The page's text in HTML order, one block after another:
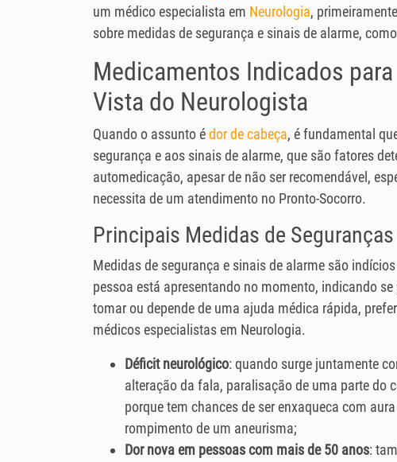
um médico especialista em Neurologia,
sobre medidas de segurança e sinais de alarme,
Medicamentos Indicados
Vista do Neurologista
Quando o assunto édor de cabeça, é fundamental
segurança e aos sinais de alarme, que são fatores
automedicação, apesar de não ser recomendável,
necessita de um atendimento no Pronto-Socorro.
Principais Medidas de
Medidas de segurança e sinais de alarme são
pessoa está apresentando no momento, indicando
tomar ou depende de uma ajuda médica rápida,
médicos especialistas em Neurologia.
Déficit neurológico: quando surge juntamente
alteração da fala, paralisação de uma parte do
porque tem chances de ser enxaqueca com
rompimento de um aneurisma;
Dor nova em pessoas com mais de 50 anos: